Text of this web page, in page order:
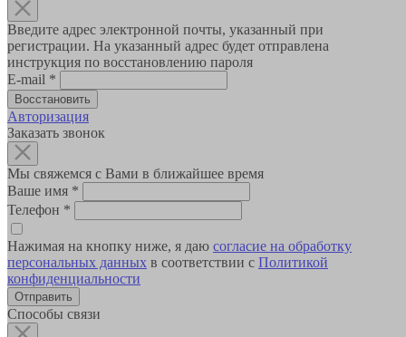
Введите адрес электронной почты, указанный при
регистрации. На указанный адрес будет отправлена
инструкция по восстановлению пароля
E-mail *
Авторизация
Заказать звонок
Мы свяжемся с Вами в ближайшее время
Ваше имя *
Телефон *
Нажимая на кнопку ниже, я даю согласие на обработку
персональных данных в соответствии с Политикой
конфиденциальности
Способы связи